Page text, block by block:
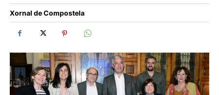
Xornal de Compostela